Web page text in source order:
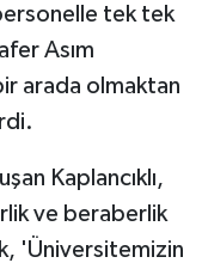
tek tek
Asım
arada olmaktan
Kaplancıklı,
ve beraberlik
'Üniversitemizin